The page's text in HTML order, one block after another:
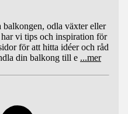
odla växter eller
vi tips och inspiration för
för att hitta idéer och råd
din balkong till e ...mer